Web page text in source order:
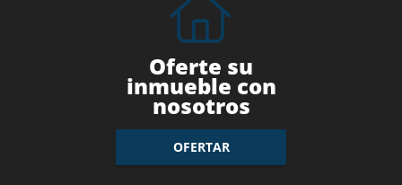
Oferte su
inmueble con
nosotros
OFERTAR